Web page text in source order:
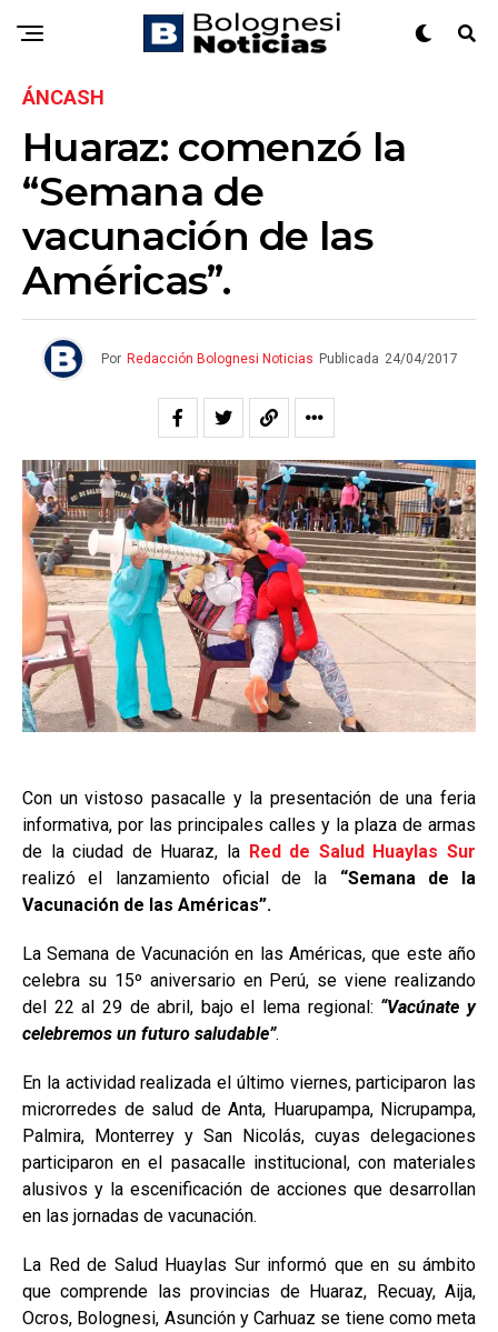
ÁNCASH
Huaraz: comenzó la
“Semana de
vacunación de las
Américas”.
Por Redacción Bolognesi Noticias Publicada 24/04/2017
Con un vistoso pasacalle y la presentación de una feria
informativa, por las principales calles y la plaza de armas
de la ciudad de Huaraz, la Red de Salud Huaylas Sur
realizó el lanzamiento oficial de la “Semana de la
Vacunación de las Américas”.
La Semana de Vacunación en las Américas, que este año
celebra su 15º aniversario en Perú, se viene realizando
del 22 al 29 de abril, bajo el lema regional: “Vacúnate y
celebremos un futuro saludable”.
En la actividad realizada el último viernes, participaron las
microrredes de salud de Anta, Huarupampa, Nicrupampa,
Palmira, Monterrey y San Nicolás, cuyas delegaciones
participaron en el pasacalle institucional, con materiales
alusivos y la escenificación de acciones que desarrollan
en las jornadas de vacunación.
La Red de Salud Huaylas Sur informó que en su ámbito
que comprende las provincias de Huaraz, Recuay, Aija,
Ocros, Bolognesi, Asunción y Carhuaz se tiene como meta